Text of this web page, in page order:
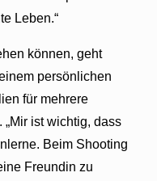
Leben.“
können, geht
persönlichen
für mehrere
ist wichtig, dass
Beim Shooting
Freundin zu